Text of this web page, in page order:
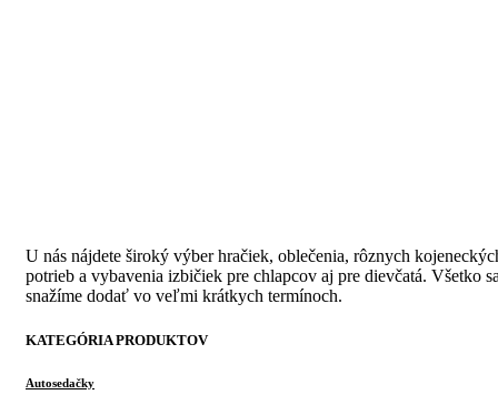
U nás nájdete široký výber hračiek, oblečenia, rôznych
potrieb a vybavenia izbičiek pre chlapcov aj pre dievčatá. Všetko
snažíme dodať vo veľmi krátkych termínoch.
KATEGÓRIA PRODUKTOV
Autosedačky